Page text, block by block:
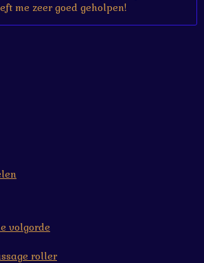
me zeer goed geholpen!
volgorde
roller